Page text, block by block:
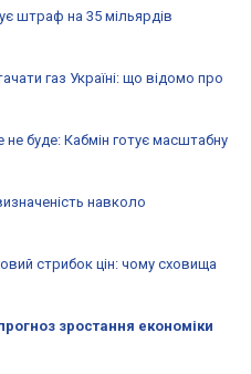
штраф на 35 мільярдів
газ Україні: що відомо про
буде: Кабмін готує масштабну
навколо
стрибок цін: чому сховища
зростання економіки